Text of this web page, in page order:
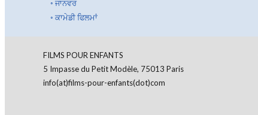
◦ ਜਾਨਵਰ
◦ ਕਾਮੇਡੀ ਫਿਲਮਾਂ
FILMS POUR ENFANTS
5 Impasse du Petit Modèle, 75013 Paris
info(at)films-pour-enfants(dot)com